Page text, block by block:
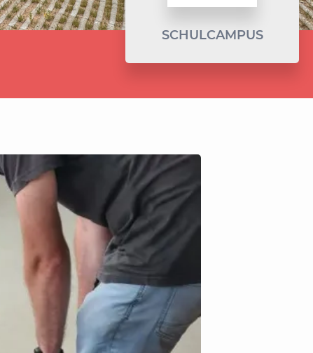
SCHULCAMPUS